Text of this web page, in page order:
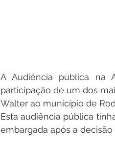
A Audiência pública na
participação de um dos
Walter ao município de
Esta audiência pública
embargada após a